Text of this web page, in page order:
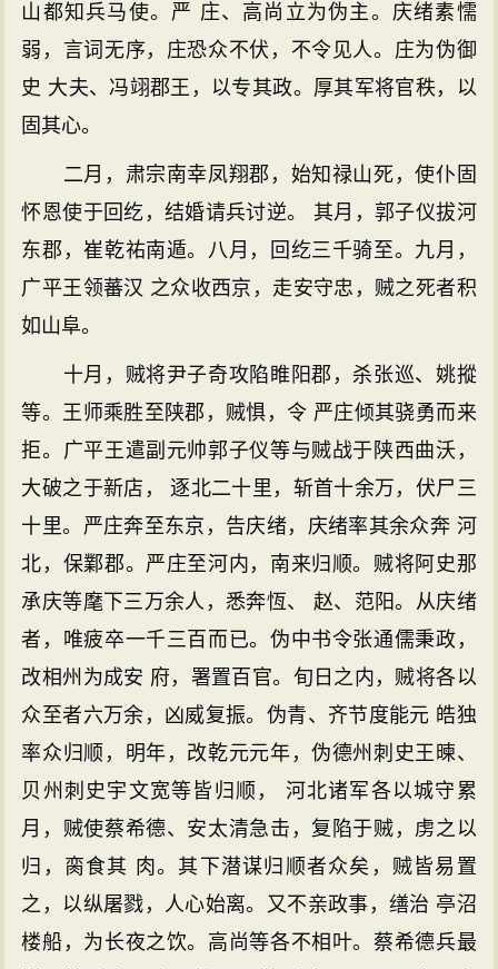
山都知兵马使。严 庄、高尚立为伪主。庆绪素懦
弱，言词无序，庄恐众不伏，不令见人。庄为伪御
史 大夫、冯翊郡王，以专其政。厚其军将官秩，以
固其心。
二月，肃宗南幸凤翔郡，始知禄山死，使仆固
怀恩使于回纥，结婚请兵讨逆。 其月，郭子仪拔河
东郡，崔乾祐南遁。八月，回纥三千骑至。九月，
广平王领蕃汉 之众收西京，走安守忠，贼之死者积
如山阜。
十月，贼将尹子奇攻陷睢阳郡，杀张巡、姚摐
等。王师乘胜至陕郡，贼惧，令 严庄倾其骁勇而来
拒。广平王遣副元帅郭子仪等与贼战于陕西曲沃，
大破之于新店， 逐北二十里，斩首十余万，伏尸三
十里。严庄奔至东京，告庆绪，庆绪率其余众奔 河
北，保鄴郡。严庄至河内，南来归顺。贼将阿史那
承庆等麾下三万余人，悉奔恆、 赵、范阳。从庆绪
者，唯疲卒一千三百而已。伪中书令张通儒秉政，
改相州为成安 府，署置百官。旬日之内，贼将各以
众至者六万余，凶威复振。伪青、齐节度能元 皓独
率众归顺，明年，改乾元元年，伪德州刺史王暕、
贝州刺史宇文宽等皆归顺， 河北诸军各以城守累
月，贼使蔡希德、安太清急击，复陷于贼，虏之以
归，脔食其 肉。其下潜谋归顺者众矣，贼皆易置
之，以纵屠戮，人心始离。又不亲政事，缮治 亭沼
楼船，为长夜之饮。高尚等各不相叶。蔡希德兵最